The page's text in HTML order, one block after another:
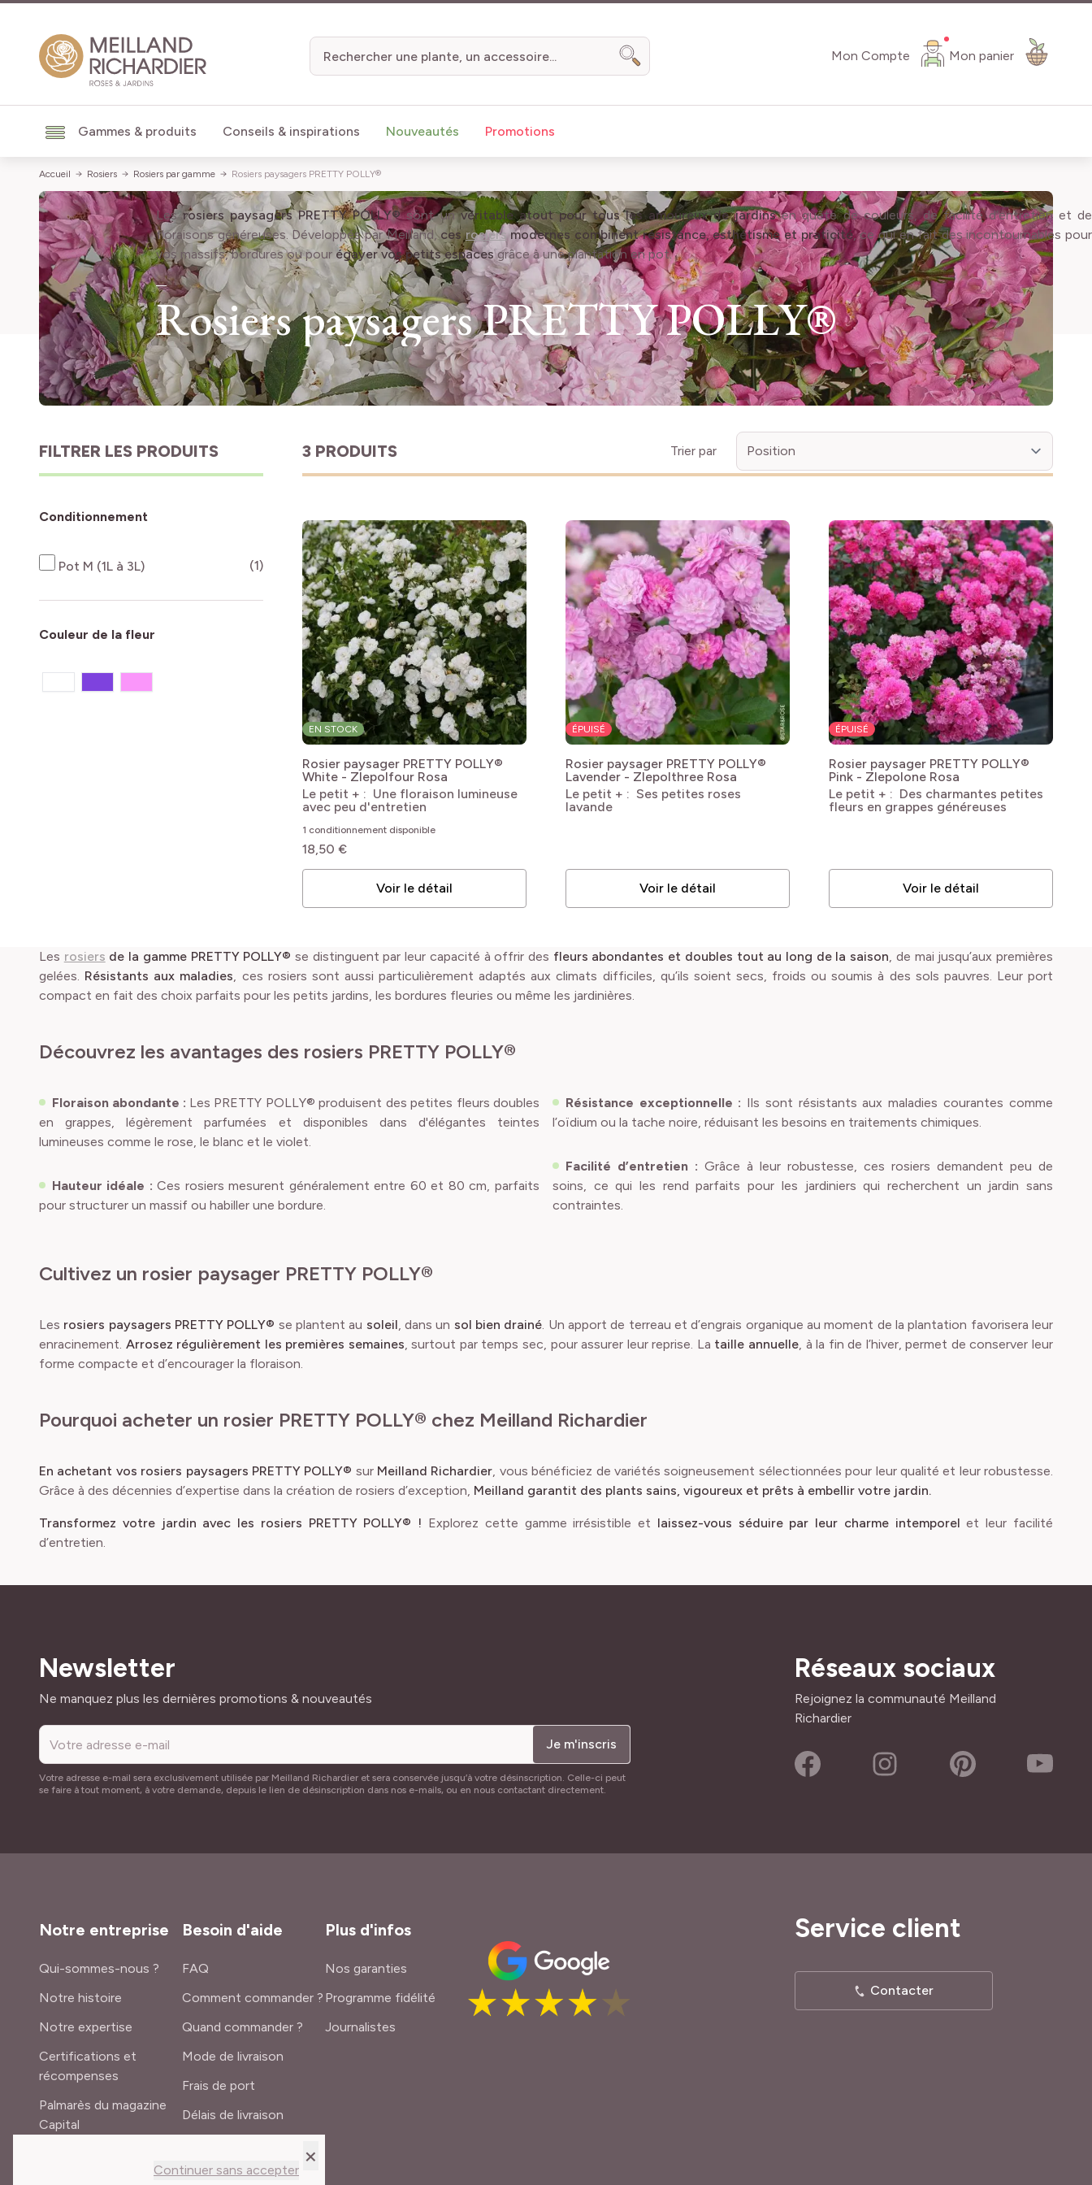
×
Continuer sans accepter
Mon Compte Mon panier
Gammes & produits Conseils & inspirations Nouveautés Promotions
Chercher
Accueil Rosiers Rosiers par gamme Rosiers paysagers PRETTY POLLY®
Lesrosiers paysagers PRETTY POLLY®sont unvéritable atout pour tous les amoureux de jardinsen quête de couleurs, de facilité d’entretien et de
floraisons généreuses. Développés par Meilland,cesrosiersmodernes combinent résistance, esthétisme et praticité, ce qui en fait des incontournables pour
vos massifs, bordures ou pour égayer vos petits espacesgrâce à une plantation en pot.
Rosiers paysagers PRETTY POLLY®
FILTRER LES PRODUITS
Conditionnement
Pot M (1L à 3L) (1)produits disponibles
Couleur de la fleur
3 PRODUITS Trier par
EN STOCK
Rosier paysager PRETTY POLLY®
White - Zlepolfour Rosa
Le petit + : Une floraison lumineuse
avec peu d'entretien
1 conditionnement disponible
18,50 €
Voir le détail
ÉPUISÉ
Rosier paysager PRETTY POLLY®
Lavender - Zlepolthree Rosa
Le petit + : Ses petites roses
lavande
Voir le détail
ÉPUISÉ
Rosier paysager PRETTY POLLY®
Pink - Zlepolone Rosa
Le petit + : Des charmantes petites
fleurs en grappes généreuses
Voir le détail
Les rosiers de la gamme PRETTY POLLY® se distinguent par leur capacité à offrir des fleurs abondantes et doubles tout au long de la saison, de mai jusqu’aux premières
gelées. Résistants aux maladies, ces rosiers sont aussi particulièrement adaptés aux climats difficiles, qu’ils soient secs, froids ou soumis à des sols pauvres. Leur port
compact en fait des choix parfaits pour les petits jardins, les bordures fleuries ou même les jardinières.
Découvrez les avantages des rosiers PRETTY POLLY®
Floraison abondante : Les PRETTY POLLY® produisent des petites fleurs doubles
en grappes, légèrement parfumées et disponibles dans d'élégantes teintes
lumineuses comme le rose, le blanc et le violet.
Hauteur idéale : Ces rosiers mesurent généralement entre 60 et 80 cm, parfaits
pour structurer un massif ou habiller une bordure.
Résistance exceptionnelle : Ils sont résistants aux maladies courantes comme
l’oïdium ou la tache noire, réduisant les besoins en traitements chimiques.
Facilité d’entretien : Grâce à leur robustesse, ces rosiers demandent peu de
soins, ce qui les rend parfaits pour les jardiniers qui recherchent un jardin sans
contraintes.
Cultivez un rosier paysager PRETTY POLLY®
Les rosiers paysagers PRETTY POLLY® se plantent au soleil, dans un sol bien drainé. Un apport de terreau et d’engrais organique au moment de la plantation favorisera leur
enracinement. Arrosez régulièrement les premières semaines, surtout par temps sec, pour assurer leur reprise. La taille annuelle, à la fin de l’hiver, permet de conserver leur
forme compacte et d’encourager la floraison.
Pourquoi acheter un rosier PRETTY POLLY® chez Meilland Richardier
En achetant vos rosiers paysagers PRETTY POLLY® sur Meilland Richardier, vous bénéficiez de variétés soigneusement sélectionnées pour leur qualité et leur robustesse.
Grâce à des décennies d’expertise dans la création de rosiers d’exception, Meilland garantit des plants sains, vigoureux et prêts à embellir votre jardin.
Transformez votre jardin avec les rosiers PRETTY POLLY® ! Explorez cette gamme irrésistible et laissez-vous séduire par leur charme intemporel et leur facilité
d’entretien.
Newsletter
Adresse mail
Ne manquez plus les dernières promotions & nouveautés
Je m'inscris
Votre adresse e-mail sera exclusivement utilisée par Meilland Richardier et sera conservée jusqu’à votre désinscription. Celle-ci peut
se faire à tout moment, à votre demande, depuis le lien de désinscription dans nos e-mails, ou en nous contactant directement.
Réseaux sociaux
Rejoignez la communauté Meilland
Richardier
Notre entreprise
Qui-sommes-nous ?
Notre histoire
Notre expertise
Certifications et
récompenses
Palmarès du magazine
Capital
Besoin d'aide
FAQ
Comment commander ?
Quand commander ?
Mode de livraison
Frais de port
Délais de livraison
Plus d'infos
Nos garanties
Programme fidélité
Journalistes
Service client
Contacter